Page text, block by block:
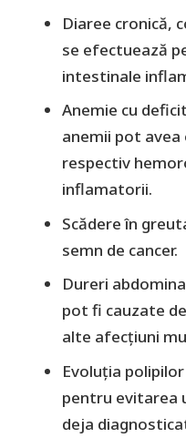
Diaree cronică,
se efectuează
intestinale
Anemie cu
anemii pot
respectiv
inflamatorii.
Scădere în
semn de cancer.
Dureri
pot fi cauzate
alte afecțiuni
Evoluția
pentru evitarea
deja